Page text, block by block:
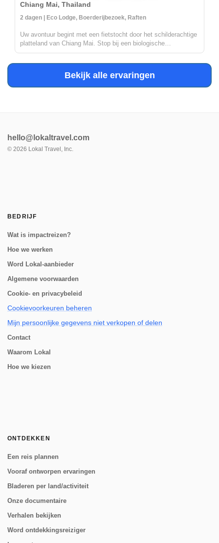
Chiang Mai, Thailand
2 dagen | Eco Lodge, Boerderijbezoek, Raften
Uw avontuur begint met een fietstocht door het schilderachtige
platteland van Chiang Mai. Stop bij een biologische
theeplantage om te ontdekken hoe thee op traditionele wijze
Bekijk alle ervaringen
hello@lokaltravel.com
© 2026 Lokal Travel, Inc.
BEDRIJF
Wat is impactreizen?
Hoe we werken
Word Lokal-aanbieder
Algemene voorwaarden
Cookie- en privacybeleid
Cookievoorkeuren beheren
Mijn persoonlijke gegevens niet verkopen of delen
Contact
Waarom Lokal
Hoe we kiezen
ONTDEKKEN
Een reis plannen
Vooraf ontworpen ervaringen
Bladeren per land/activiteit
Onze documentaire
Verhalen bekijken
Word ontdekkingsreiziger